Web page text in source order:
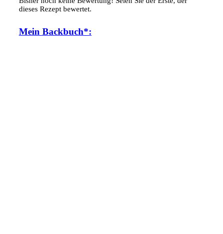
dieses Rezept bewertet.
Mein Backbuch*: